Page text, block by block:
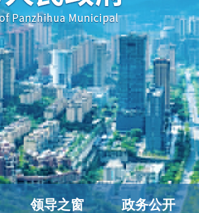
领导之窗 政务公开